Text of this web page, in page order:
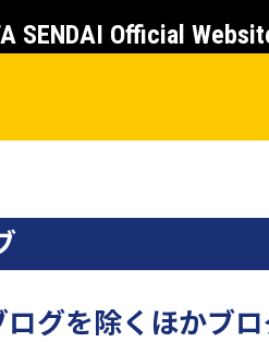
SENDAI Official
グを除くほかブ